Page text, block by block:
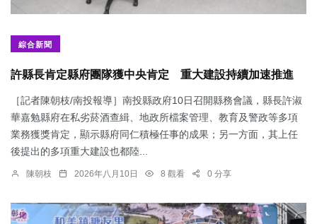
綜合新聞
許縣長肯定縣府團隊獲中央肯定 重大建設持續加速推進
［記者陳朝枝/南投報導］南投縣政府10日召開縣務會議，縣長許淑
華嘉勉縣府在私劣菸酒查緝、地政所檔案管理、教育及警政等多項
業務獲獎肯定，顯示縣府同仁積極任事的成果；另一方面，其上任
後提出的多項重大建設也都陸...
陳朝枝 2026年八月10日 8 觀看 0 分享